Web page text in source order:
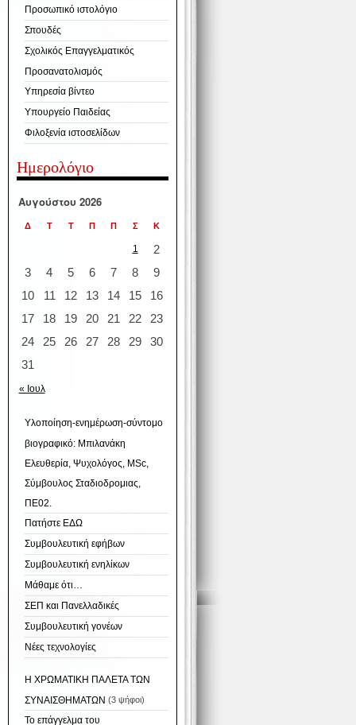
Προσωπικό ιστολόγιο
Σπουδές
Σχολικός Επαγγελματικός
Προσανατολισμός
Υπηρεσία βίντεο
Υπουργείο Παιδείας
Φιλοξενία ιστοσελίδων
Ημερολόγιο
Αυγούστου 2026
Δ Τ Τ Π Π Σ Κ
« Ιουλ
1
2
3
4 5 6 7 8
9
10
11 12 13 14 15
16
17
18 19 20 21 22
23
24
25 26 27 28 29
30
31
Υλοποίηση-ενημέρωση-σύντομο
βιογραφικό: Μπιλανάκη
Ελευθερία, Ψυχολόγος, ΜSc,
Σύμβουλος Σταδιοδρομιας,
ΠΕ02.
Πατήστε ΕΔΩ
Συμβουλευτική εφήβων
Συμβουλευτική ενηλίκων
Μάθαμε ότι…
ΣΕΠ και Πανελλαδικές
Συμβουλευτική γονέων
Νέες τεχνολογίες
Η ΧΡΩΜΑΤΙΚΗ ΠΑΛΕΤΑ ΤΩΝ
ΣΥΝΑΙΣΘΗΜΑΤΩΝ (3 ψήφοι)
Το επάγγελμα του